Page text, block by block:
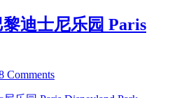
国
巴
游：
罗
迪士尼乐园 Paris
Comments